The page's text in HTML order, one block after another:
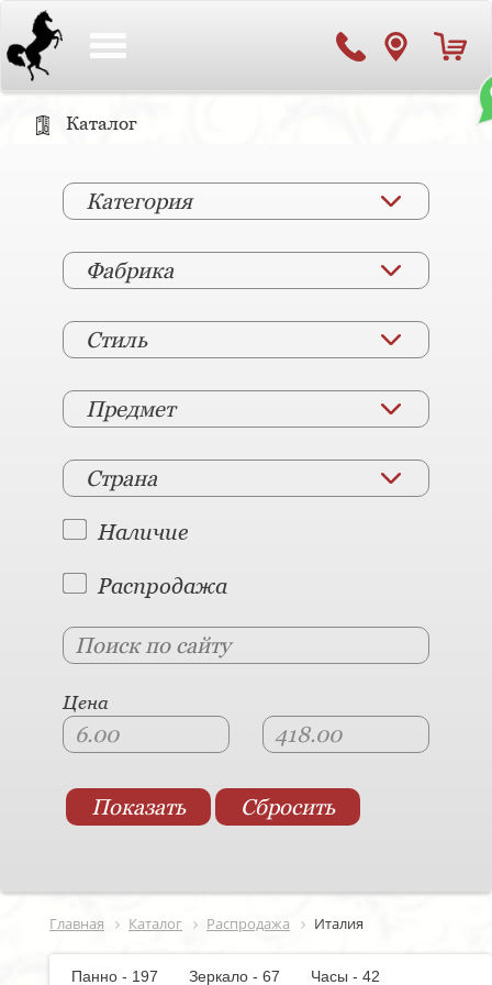
Каталог
Категория
Фабрика
Стиль
Предмет
Страна
Наличие
Распродажа
Цена
Главная Каталог Распродажа Италия
Панно - 197 Зеркало - 67
Часы - 42